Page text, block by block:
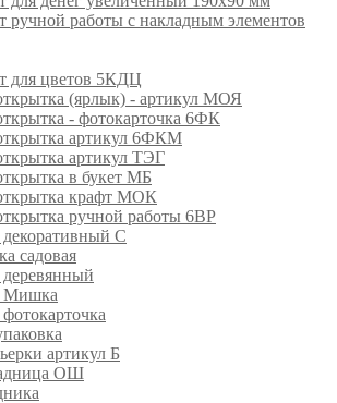
ручной работы с накладным элементов
для цветов 5КДЦ
(ярлык) - артикул МОЯ
- фотокарточка 6ФК
артикул 6ФКМ
артикул ТЭГ
в букет МБ
крафт МОК
ручной работы 6ВР
С
садовая
Мишка
артикул Б
ОШ